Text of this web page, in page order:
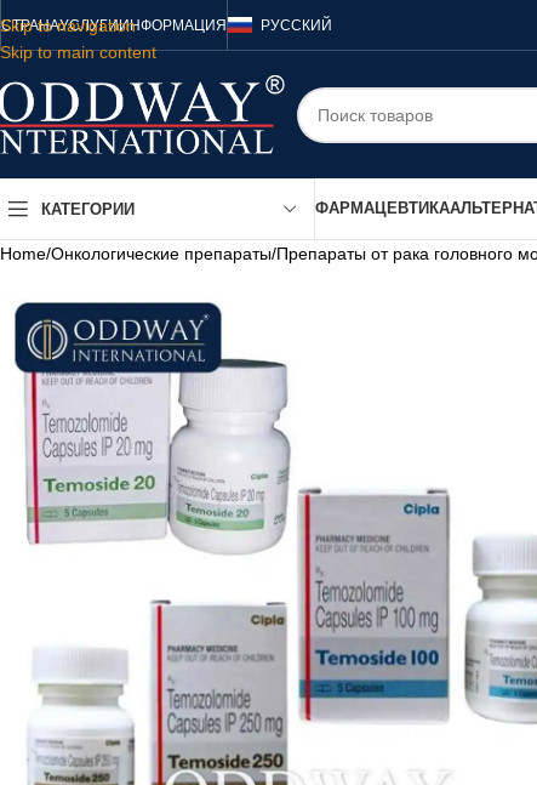
Skip to navigation
Skip to main content
СТРАНАУСЛУГИИНФОРМАЦИЯ РУССКИЙ
КАТЕГОРИИ ФАРМАЦЕВТИКА
Home/Онкологические препараты/Препараты от рака головного